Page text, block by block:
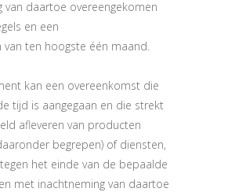
van daartoe overeengekomen
en een
van ten hoogste één maand.
kan een overeenkomst die
tijd is aangegaan en die strekt
afleveren van producten
begrepen) of diensten,
het einde van de bepaalde
met inachtneming van daartoe